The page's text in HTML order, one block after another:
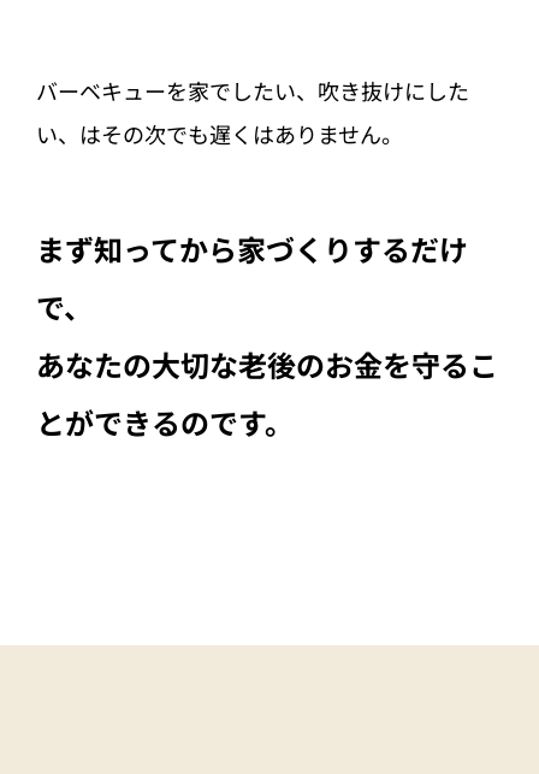
バーベキューを家でしたい、吹き抜けにした
い、はその次でも遅くはありません。
まず知ってから家づくりするだけ
で、
あなたの大切な老後のお金を守るこ
とができるのです。